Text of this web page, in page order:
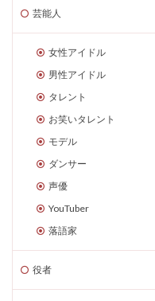
芸能人
女性アイドル
男性アイドル
タレント
お笑いタレント
モデル
ダンサー
声優
YouTuber
落語家
役者